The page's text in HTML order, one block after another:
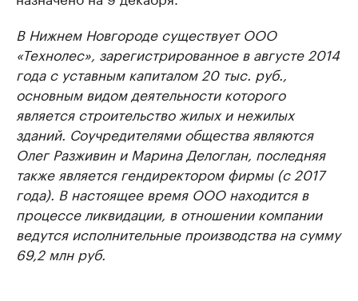
В Нижнем Новгороде существует ООО
«Технолес», зарегистрированное в августе 2014
года с уставным капиталом 20 тыс. руб.,
основным видом деятельности которого
является строительство жилых и нежилых
зданий. Соучредителями общества являются
Олег Разживин и Марина Делоглан, последняя
также является гендиректором фирмы (с 2017
года). В настоящее время ООО находится в
процессе ликвидации, в отношении компании
ведутся исполнительные производства на сумму
69,2 млн руб.